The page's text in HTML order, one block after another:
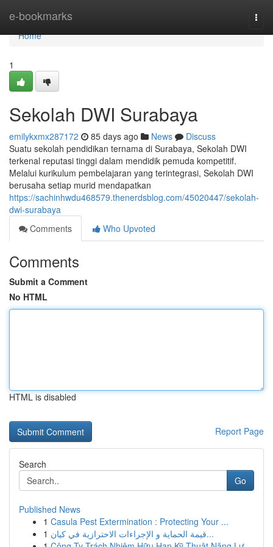
e-bookmarks
Home
Home
1
Sekolah DWI Surabaya
emilykxmx287172 85 days ago News
Discuss
Suatu sekolah pendidikan ternama di Surabaya, Sekolah DWI
terkenal reputasi tinggi dalam mendidik pemuda kompetitif.
Melalui kurikulum pembelajaran yang terintegrasi, Sekolah DWI
berusaha setiap murid mendapatkan
https://sachinhwdu468579.thenerdsblog.com/45020447/sekolah-
dwi-surabaya
Comments
Who Upvoted
Comments
Submit a Comment
No HTML
HTML is disabled
Report Page
Search
Go
Published News
1 Casula Pest Extermination : Protecting Your ...
1
قيمة الحماية و الإجراءات الاحترازية في كيان...